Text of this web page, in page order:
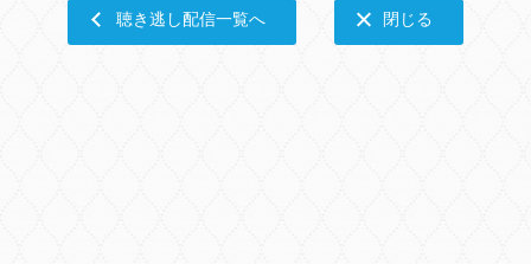
聴き逃し配信一覧へ 閉じる